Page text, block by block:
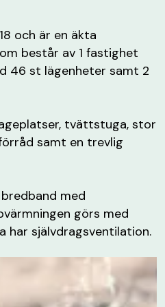
och är en äkta
består av 1 fastighet
46 st lägenheter samt 2
tvättstuga, stor
samt en trevlig
med
görs med
har självdragsventilation.